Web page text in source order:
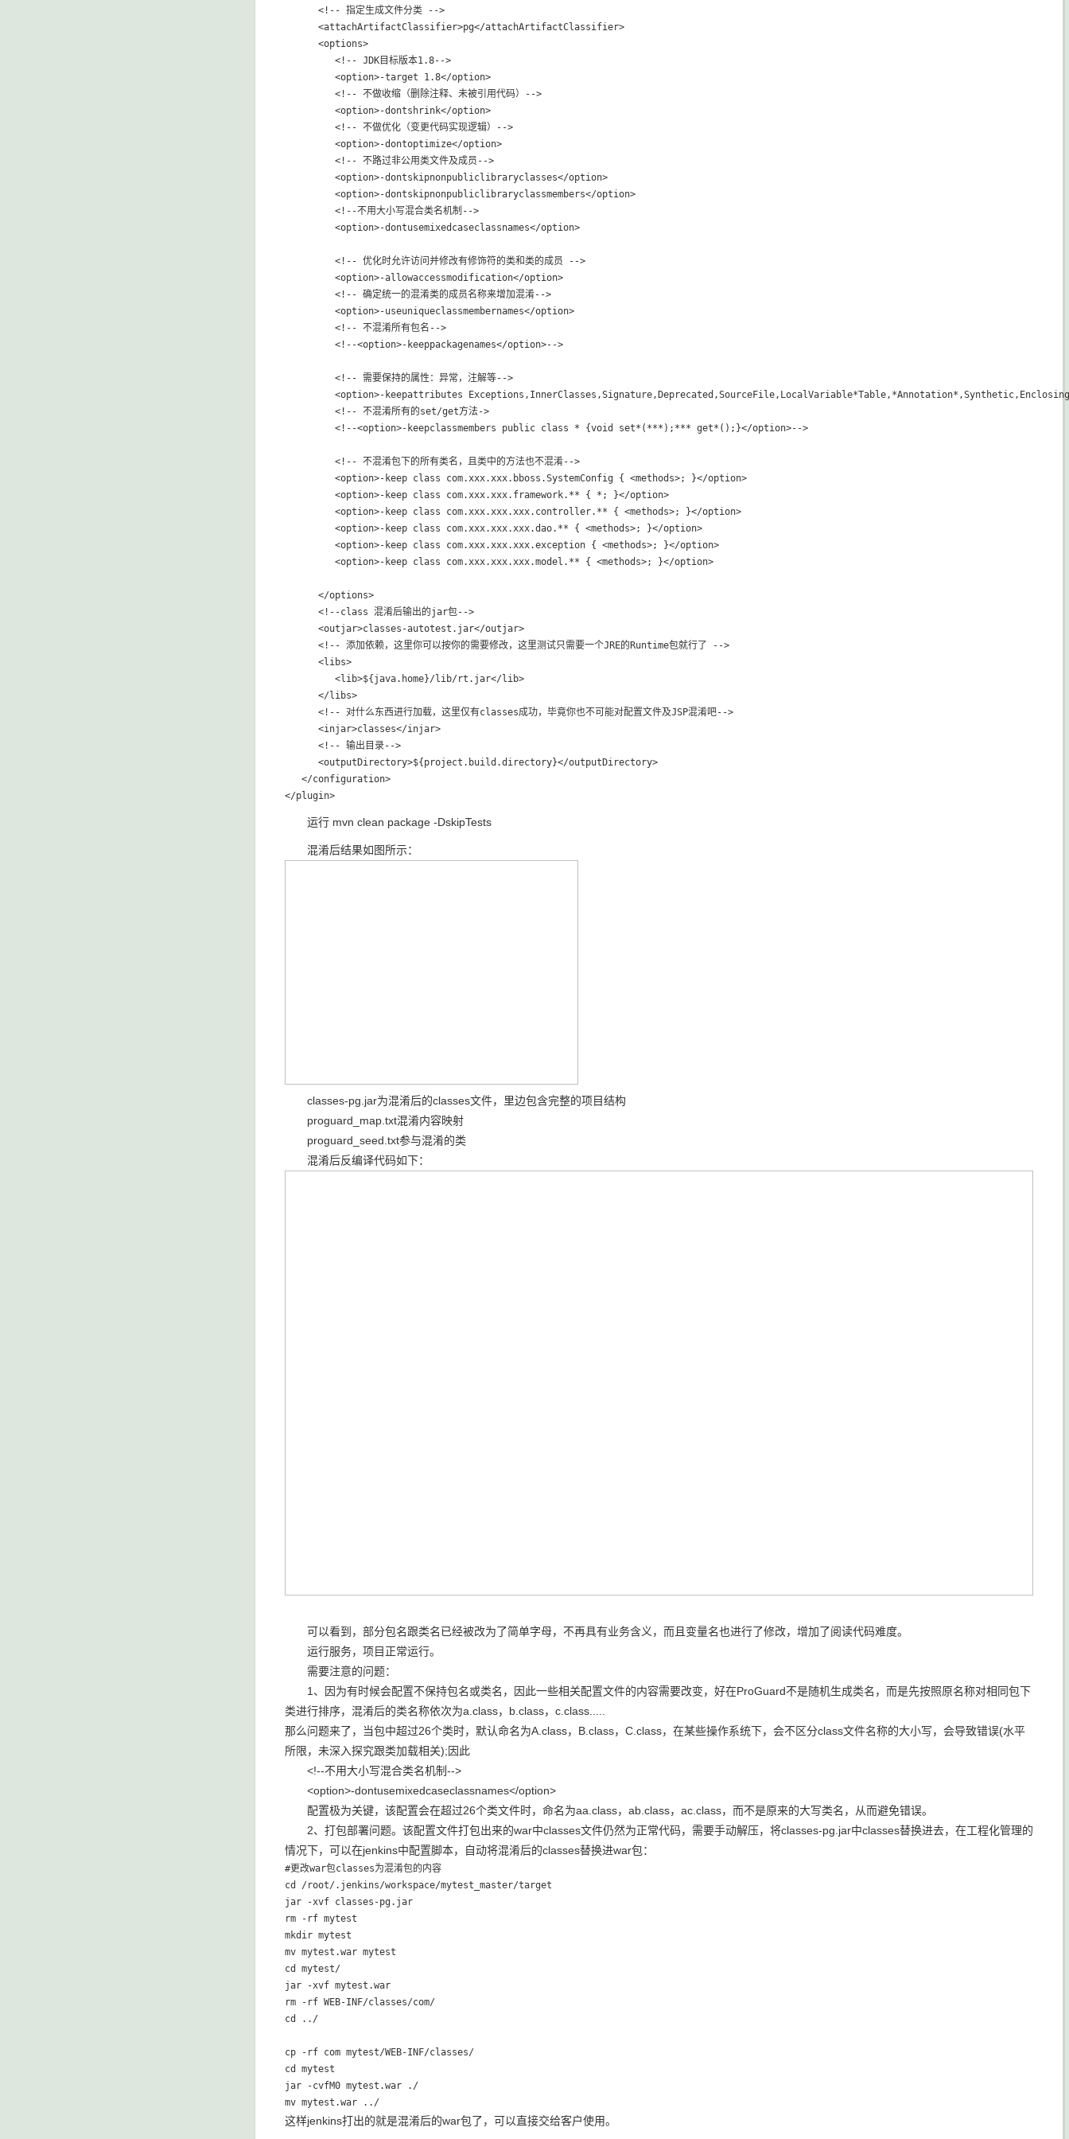
      <!-- 指定生成文件分类 -->
      <attachArtifactClassifier>pg</attachArtifactClassifier>
      <options>
         <!-- JDK目标版本1.8-->
         <option>-target 1.8</option>
         <!-- 不做收缩（删除注释、未被引用代码）-->
         <option>-dontshrink</option>
         <!-- 不做优化（变更代码实现逻辑）-->
         <option>-dontoptimize</option>
         <!-- 不路过非公用类文件及成员-->
         <option>-dontskipnonpubliclibraryclasses</option>
         <option>-dontskipnonpubliclibraryclassmembers</option>
         <!--不用大小写混合类名机制-->
         <option>-dontusemixedcaseclassnames</option>
         <!-- 优化时允许访问并修改有修饰符的类和类的成员 -->
         <option>-allowaccessmodification</option>
         <!-- 确定统一的混淆类的成员名称来增加混淆-->
         <option>-useuniqueclassmembernames</option>
         <!-- 不混淆所有包名-->
         <!--<option>-keeppackagenames</option>-->
         <!-- 需要保持的属性：异常，注解等-->
<option>-keepattributes
         <!-- 不混淆所有的set/get方法->
         <!--<option>-keepclassmembers public class * {void set*(***);*** get*();}</option>-->
         <!-- 不混淆包下的所有类名，且类中的方法也不混淆-->
         <option>-keep class com.xxx.xxx.bboss.SystemConfig { <methods>; }</option>
         <option>-keep class com.xxx.xxx.framework.** { *; }</option>
         <option>-keep class com.xxx.xxx.xxx.controller.** { <methods>; }</option>
         <option>-keep class com.xxx.xxx.xxx.dao.** { <methods>; }</option>
         <option>-keep class com.xxx.xxx.xxx.exception { <methods>; }</option>
         <option>-keep class com.xxx.xxx.xxx.model.** { <methods>; }</option>
      </options>
      <!--class 混淆后输出的jar包-->
      <outjar>classes-autotest.jar</outjar>
      <!-- 添加依赖，这里你可以按你的需要修改，这里测试只需要一个JRE的Runtime包就行了 -->
      <libs>
         <lib>${java.home}/lib/rt.jar</lib>
      </libs>
      <!-- 对什么东西进行加载，这里仅有classes成功，毕竟你也不可能对配置文件及JSP混淆吧-->
      <injar>classes</injar>
      <!-- 输出目录-->
      <outputDirectory>${project.build.directory}</outputDirectory>
   </configuration>
运行 mvn clean package -DskipTests
混淆后结果如图所示：
classes-pg.jar为混淆后的classes文件，里边包含完整的项目结构
proguard_map.txt混淆内容映射
proguard_seed.txt参与混淆的类
混淆后反编译代码如下：
可以看到，部分包名跟类名已经被改为了简单字母，不再具有业务含义，而且变量名也进行了修改，增加了阅读代码难度。
运行服务，项目正常运行。
需要注意的问题：
1、因为有时候会配置不保持包名或类名，因此一些相关配置文件的内容需要改变，好在ProGuard不是随机生成类名，而是先按照原名称对相同包下
类进行排序，混淆后的类名称依次为a.class，b.class，c.class.....
那么问题来了，当包中超过26个类时，默认命名为A.class，B.class，C.class，在某些操作系统下，会不区分class文件名称的大小写，会导致错误(水平
所限，未深入探究跟类加载相关);因此
<!--不用大小写混合类名机制-->
<option>-dontusemixedcaseclassnames</option>
配置极为关键，该配置会在超过26个类文件时，命名为aa.class，ab.class，ac.class，而不是原来的大写类名，从而避免错误。
2、打包部署问题。该配置文件打包出来的war中classes文件仍然为正常代码，需要手动解压，将classes-pg.jar中classes替换进去，在工程化管理的
情况下，可以在jenkins中配置脚本，自动将混淆后的classes替换进war包：
#更改war包classes为混淆包的内容
cd /root/.jenkins/workspace/mytest_master/target
jar -xvf classes-pg.jar
rm -rf mytest
mkdir mytest
mv mytest.war mytest
cd mytest/
jar -xvf mytest.war
rm -rf WEB-INF/classes/com/
cd ../
cp -rf com mytest/WEB-INF/classes/
cd mytest
jar -cvfM0 mytest.war ./
mv mytest.war ../
这样jenkins打出的就是混淆后的war包了，可以直接交给客户使用。